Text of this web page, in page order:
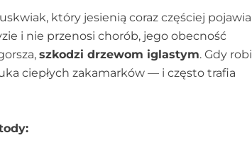
który jesienią coraz częściej pojawia
i nie przenosi chorób, jego obecność
szkodzi drzewom iglastym. Gdy robi
ciepłych zakamarków — i często trafia